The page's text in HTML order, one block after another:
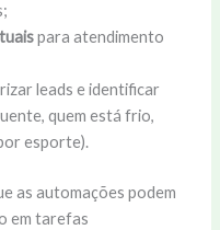
para atendimento
leads e identificar
quem está frio,
esporte).
as automações podem
em tarefas